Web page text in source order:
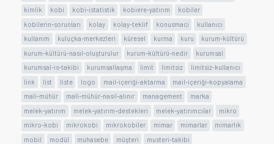
kimlik
kobi kobi-istatistik kobiere-yatırım
kobiler
kobilerin-sorunları
kolay kolay-teklif konusmaci
kullanıcı
kullanım
kuluçka-merkezleri küresel kurma kuru
kurum-kültürü
kurum-kültürü-nasıl-oluşturulur
kurum-kültürü-nedir
kurumsal
kurumsal-is-takibi
kurumsallaşma limit limitsiz
limitsiz-kullanıcı
link
list liste logo mail-içeriği-aktarma
mail-içeriği-kopyalama
mali-mühür
mali-mühür-nasıl-alınır management
marka
melek-yatırım
melek-yatırım-destekleri melek-yatırımcılar
mikro
mikro-kobi
mikrokobi mikrokobiler mimar mimarlar
mimarlık
mobil
modül muhasebe müşteri
musteri-takibi